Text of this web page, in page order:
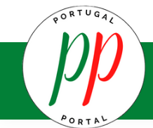
hoofd
inhoud
eerste
sidebar
voettekst